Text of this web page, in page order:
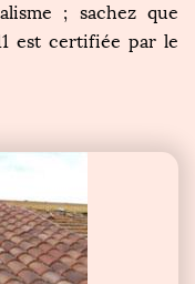
; sachez que
est certifiée par le